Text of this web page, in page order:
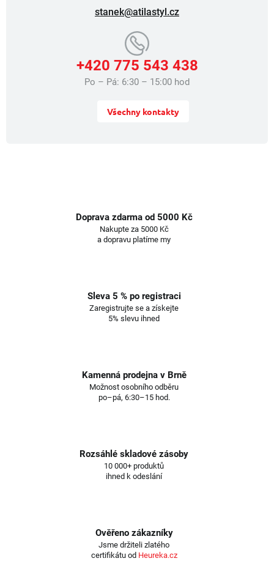
s
stanek@atilastyl.cz
+420 775 543 438
Po – Pá: 6:30 – 15:00 hod
Všechny kontakty
Doprava zdarma od 5000 Kč
Nakupte za 5000 Kč
a dopravu platíme my
Sleva 5 % po registraci
Zaregistrujte se a získejte
5% slevu ihned
Kamenná prodejna v Brně
Možnost osobního odběru
po–pá, 6:30–15 hod.
Rozsáhlé skladové zásoby
10 000+ produktů
ihned k odeslání
Ověřeno zákazníky
Jsme držiteli zlatého
certifikátu od Heureka.cz